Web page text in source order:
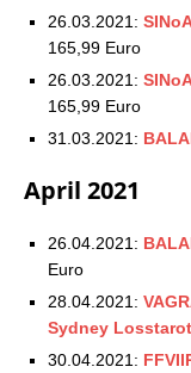
26.03.2021:
165,99 Euro
26.03.2021:
165,99 Euro
31.03.2021:
April 2021
26.04.2021:
Euro
28.04.2021:
Sydney
30.04.2021: